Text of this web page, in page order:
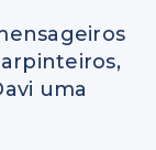
uma